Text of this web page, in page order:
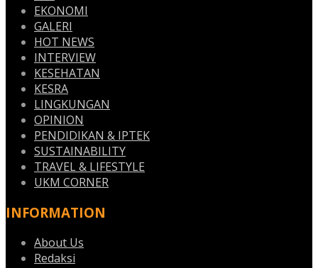
EKONOMI
GALERI
HOT NEWS
INTERVIEW
KESEHATAN
KESRA
LINGKUNGAN
OPINION
PENDIDIKAN & IPTEK
SUSTAINABILITY
TRAVEL & LIFESTYLE
UKM CORNER
INFORMATION
About Us
Redaksi